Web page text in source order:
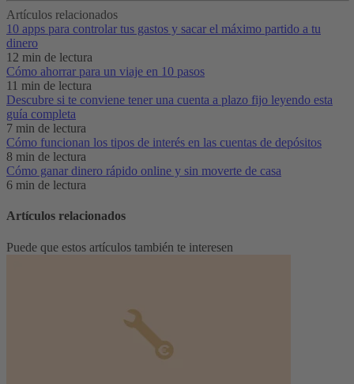
Artículos relacionados
10 apps para controlar tus gastos y sacar el máximo partido a tu
dinero
12 min de lectura
Cómo ahorrar para un viaje en 10 pasos
11 min de lectura
Descubre si te conviene tener una cuenta a plazo fijo leyendo esta
guía completa
7 min de lectura
Cómo funcionan los tipos de interés en las cuentas de depósitos
8 min de lectura
Cómo ganar dinero rápido online y sin moverte de casa
6 min de lectura
Artículos relacionados
Puede que estos artículos también te interesen